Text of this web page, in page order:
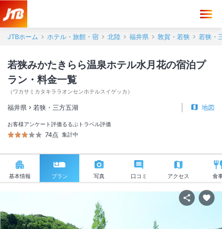
JTBホーム ホテル・旅館・宿 北陸 福井県 敦賀・若狭 若狭・
若狭みかたきらら温泉ホテル水月花の宿泊プ
ラン・料金一覧
（ ワカサミカタキララオンセンホテルスイゲッカ ）
福井県 若狭・三方五湖 地図
お客様アンケート評価
74点
るるぶトラベル評価
集計中
基本情報 プラン 写真 口コミ アクセス 食